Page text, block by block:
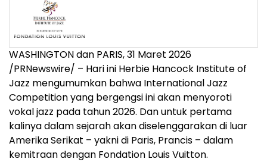
WASHINGTON dan PARIS,31 Maret 2026
/PRNewswire/ – Hari ini Herbie Hancock Institute of
Jazz mengumumkan bahwa International Jazz
Competition yang bergengsi ini akan menyoroti
vokal jazz pada tahun 2026. Dan untuk pertama
kalinya dalam sejarah akan diselenggarakan di luar
Amerika Serikat – yakni di Paris, Prancis – dalam
kemitraan dengan Fondation Louis Vuitton.